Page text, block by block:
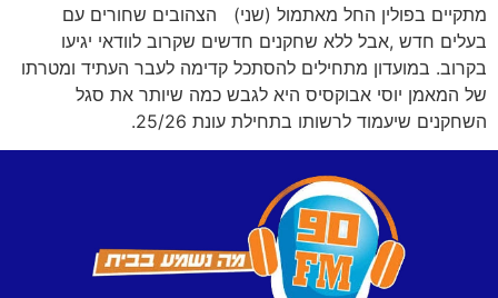
מתקיים בפולין החל מאתמול (שני) הצהובים שחורים עם
בעלים חדש ,אבל ללא שחקנים חדשים שקרוב לוודאי יגיעו
בקרוב. במועדון מתחילים להסתכל קדימה לעבר העתיד ומטרתו
של המאמן יוסי אבוקסיס היא לגבש כמה שיותר את סגל
השחקנים שיעמוד לרשותו בתחילת עונת 25/26.